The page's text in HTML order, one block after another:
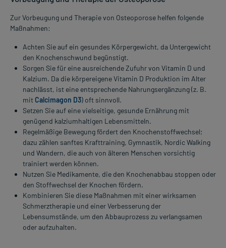
Zur Vorbeugung und Therapie von Osteoporose helfen folgende
Maßnahmen:
Achten Sie auf ein gesundes Körpergewicht, da Untergewicht
den Knochenschwund begünstigt.
Sorgen Sie für eine ausreichende Zufuhr von Vitamin D und
Kalzium. Da die körpereigene Vitamin D Produktion im Alter
nachlässt, ist eine entsprechende Nahrungsergänzung (z. B.
mitCalcimagon D3) oft sinnvoll.
Setzen Sie auf eine vielseitige, gesunde Ernährung mit
genügend kalziumhaltigen Lebensmitteln.
Regelmäßige Bewegung fördert den Knochenstoffwechsel;
dazu zählen sanftes Krafttraining, Gymnastik, Nordic Walking
und Wandern, die auch von älteren Menschen vorsichtig
trainiert werden können.
Nutzen Sie Medikamente, die den Knochenabbau stoppen oder
den Stoffwechsel der Knochen fördern.
Kombinieren Sie diese Maßnahmen mit einer wirksamen
Schmerztherapie und einer Verbesserung der
Lebensumstände, um den Abbauprozess zu verlangsamen
oder aufzuhalten.